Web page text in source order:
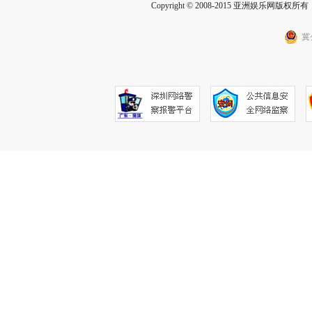
Copyright © 2008-2015 亚洲娱乐网版权所
冀